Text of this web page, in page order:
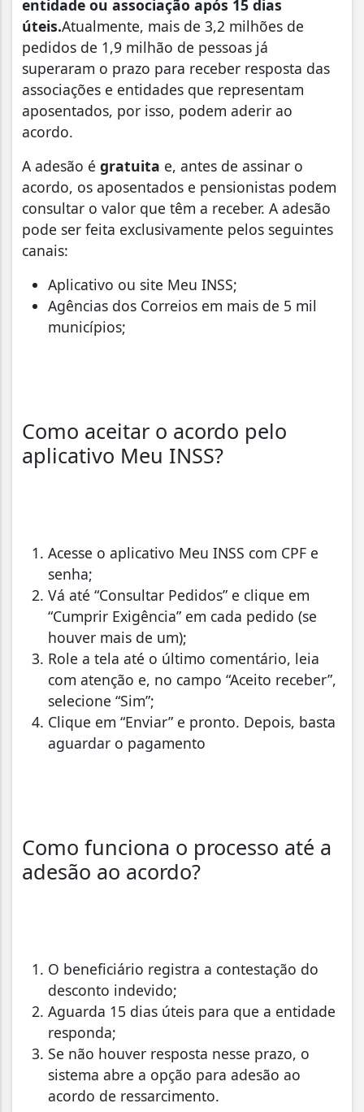
entidade ou associação após 15 dias
úteis.Atualmente, mais de 3,2 milhões de
pedidos de 1,9 milhão de pessoas já
superaram o prazo para receber resposta das
associações e entidades que representam
aposentados, por isso, podem aderir ao
acordo.
A adesão é gratuita e, antes de assinar o
acordo, os aposentados e pensionistas podem
consultar o valor que têm a receber. A adesão
pode ser feita exclusivamente pelos seguintes
canais:
Aplicativo ou site Meu INSS;
Agências dos Correios em mais de 5 mil
municípios;
Como aceitar o acordo pelo
aplicativo Meu INSS?
Acesse o aplicativo Meu INSS com CPF e
senha;
Vá até “Consultar Pedidos” e clique em
“Cumprir Exigência” em cada pedido (se
houver mais de um);
Role a tela até o último comentário, leia
com atenção e, no campo “Aceito receber”,
selecione “Sim”;
Clique em “Enviar” e pronto. Depois, basta
aguardar o pagamento
Como funciona o processo até a
adesão ao acordo?
O beneficiário registra a contestação do
desconto indevido;
Aguarda 15 dias úteis para que a entidade
responda;
Se não houver resposta nesse prazo, o
sistema abre a opção para adesão ao
acordo de ressarcimento.